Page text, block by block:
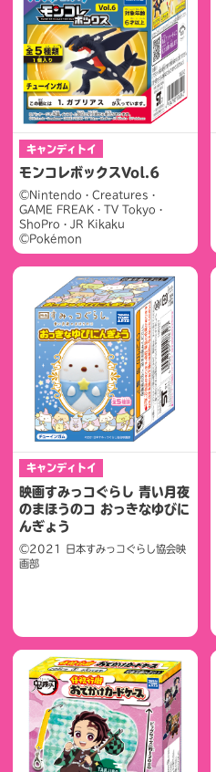
キャンディトイ
モンコレボックスVol.6
©Nintendo・Creatures・
GAME FREAK・TV Tokyo・
ShoPro・JR Kikaku
©Pokémon
キャンディトイ
映画すみっコぐらし 青い月夜
のまほうのコ おっきなゆびに
んぎょう
©2021 日本すみっコぐらし協会映
画部